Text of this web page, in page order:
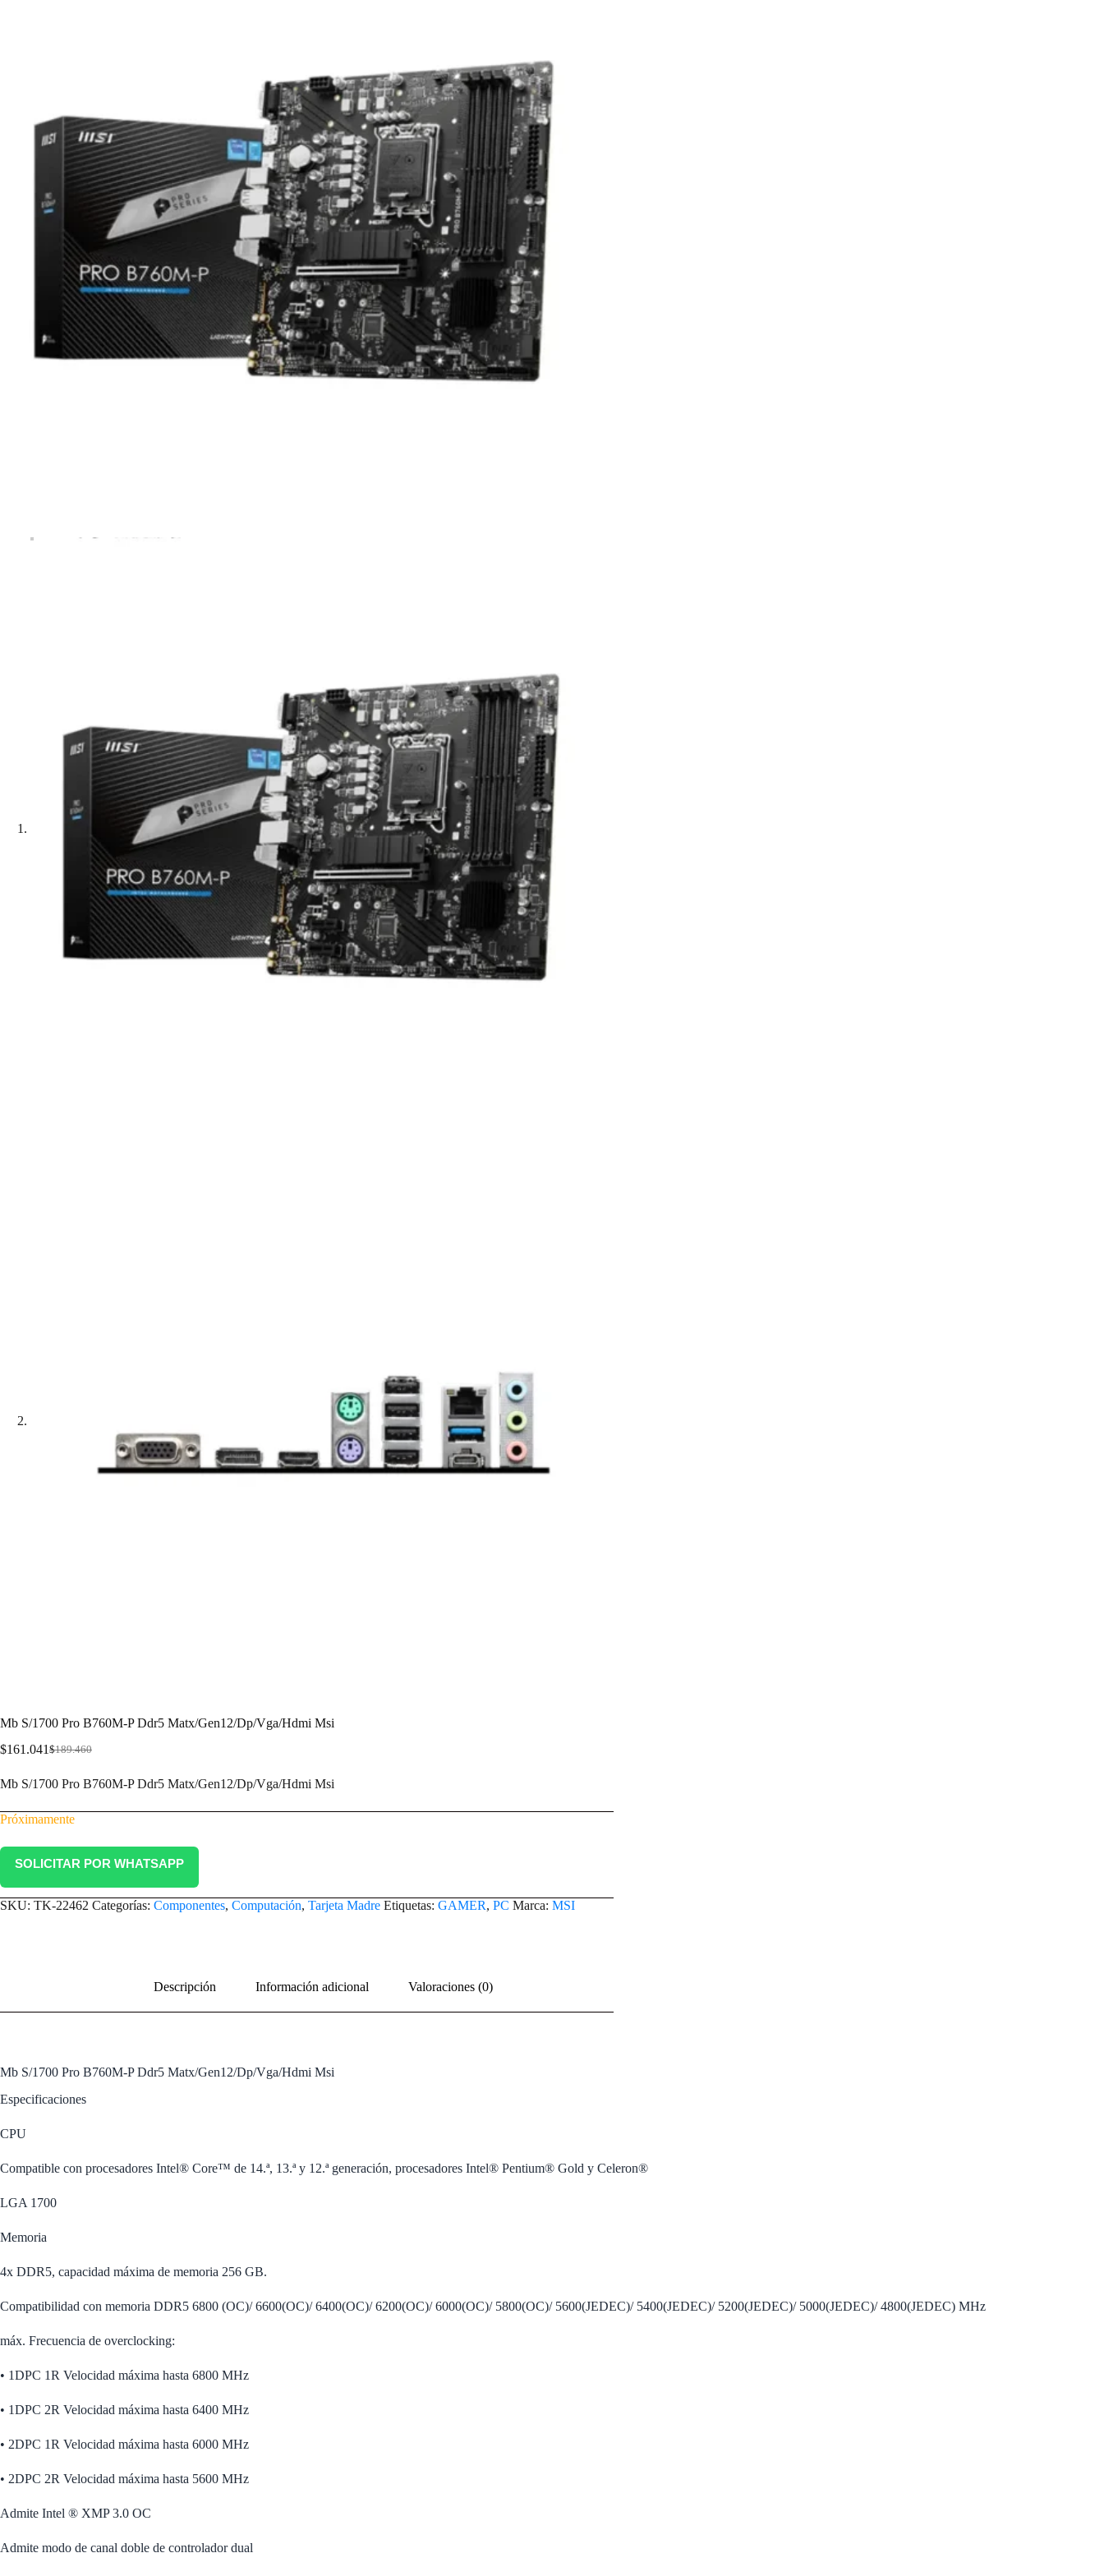
Mb S/1700 Pro B760M-P Ddr5 Matx/Gen12/Dp/Vga/Hdmi Msi
$189.460
$161.041
Mb S/1700 Pro B760M-P Ddr5 Matx/Gen12/Dp/Vga/Hdmi Msi
Próximamente
SOLICITAR POR WHATSAPP
SKU: TK-22462 Categorías: Componentes, Computación, Tarjeta Madre Etiquetas: GAMER, PC Marca: MSI
Descripción Información adicional Valoraciones (0)
Mb S/1700 Pro B760M-P Ddr5 Matx/Gen12/Dp/Vga/Hdmi Msi
Especificaciones
CPU
Compatible con procesadores Intel® Core™ de 14.ª, 13.ª y 12.ª generación, procesadores Intel® Pentium® Gold y Celeron®
LGA 1700
Memoria
4x DDR5, capacidad máxima de memoria 256 GB.
Compatibilidad con memoria DDR5 6800 (OC)/ 6600(OC)/ 6400(OC)/ 6200(OC)/ 6000(OC)/ 5800(OC)/ 5600(JEDEC)/ 5400(JEDEC)/ 5200(JEDEC)/ 5000(JEDEC)/ 4800(JEDEC) MHz
máx. Frecuencia de overclocking:
• 1DPC 1R Velocidad máxima hasta 6800 MHz
• 1DPC 2R Velocidad máxima hasta 6400 MHz
• 2DPC 1R Velocidad máxima hasta 6000 MHz
• 2DPC 2R Velocidad máxima hasta 5600 MHz
Admite Intel ® XMP 3.0 OC
Admite modo de canal doble de controlador dual